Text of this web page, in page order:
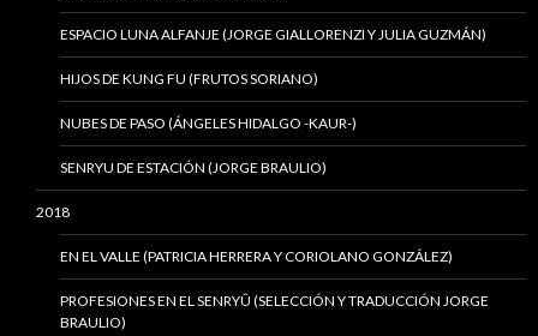
ESPACIO LUNA ALFANJE (JORGE GIALLORENZI Y JULIA GUZMÁN)
HIJOS DE KUNG FU (FRUTOS SORIANO)
NUBES DE PASO (ÁNGELES HIDALGO -KAUR-)
SENRYU DE ESTACIÓN (JORGE BRAULIO)
2018
EN EL VALLE (PATRICIA HERRERA Y CORIOLANO GONZÁLEZ)
PROFESIONES EN EL SENRYÛ (SELECCIÓN Y TRADUCCIÓN JORGE
BRAULIO)